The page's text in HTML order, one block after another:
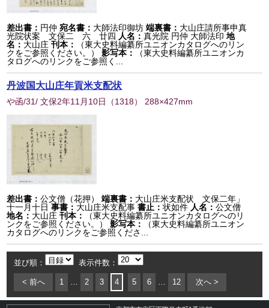
差出書： 円仲 宛名書： 大師法印御坊 端裏書： 大山庄請所事申真
光院状案 文保二 六 廿四 人名：真光院 円仲 大師法印 地
名： 大山庄 刊本：
（東大史料編纂所ユニオンカタログへのリン
クをご参照ください。）
影写本：
（東大史料編纂所ユニオンカ
タログへのリンクをご参照く...
丹波国大山庄年貢米支配状
や函/31/ 文保2年11月10日 （1318） 288×427mm
差出書：公文僧（花押） 端裏書： 大山庄米支配状 文保二年」
十一月十日 事書： 大山庄米支配事 書止：状如件 人名：公文僧
地名： 大山庄 刊本：
（東大史料編纂所ユニオンカタログへのリ
ンクをご参照ください。）
影写本：
（東大史料編纂所ユニオン
カタログへのリンクをご参照くださ...
並び順： 表示件数：
< 前へ 1 … 2 3 4 5 6 … 12 次へ >